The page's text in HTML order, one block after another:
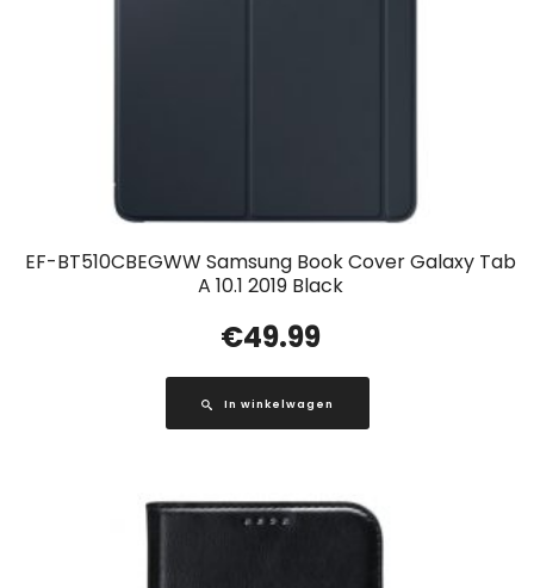
EF-BT510CBEGWW Samsung Book Cover Galaxy Tab
A 10.1 2019 Black
€49.99
In winkelwagen